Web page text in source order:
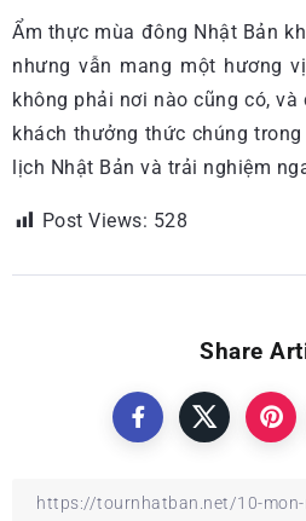
Ẩm thực mùa đông Nhật Bản
nhưng vẫn mang một hương
không phải nơi nào cũng có,
khách thưởng thức chúng
lịch Nhật Bản và trải nghiệm
Post Views: 528
Share